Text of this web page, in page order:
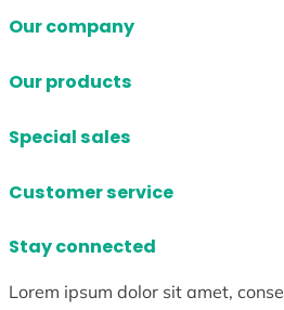
Our company
Our products
Special sales
Customer service
Stay connected
Lorem ipsum dolor sit amet,